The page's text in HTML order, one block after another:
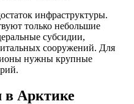
инфраструктуры.
только небольшие
субсидии,
сооружений. Для
нужны крупные
Арктике